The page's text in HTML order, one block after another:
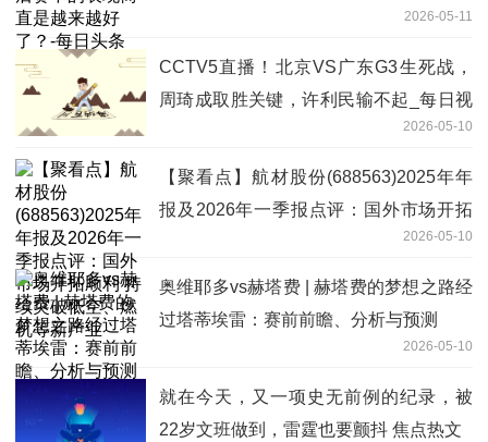
2026-05-11
CCTV5直播！北京VS广东G3生死战，
周琦成取胜关键，许利民输不起_每日视
2026-05-10
【聚看点】航材股份(688563)2025年年
报及2026年一季报点评：国外市场开拓
顺利 持续突破低空、燃机等新产业2026-05-10
奥维耶多vs赫塔费 | 赫塔费的梦想之路经
过塔蒂埃雷：赛前前瞻、分析与预测
2026-05-10
就在今天，又一项史无前例的纪录，被
22岁文班做到，雷霆也要颤抖 焦点热文